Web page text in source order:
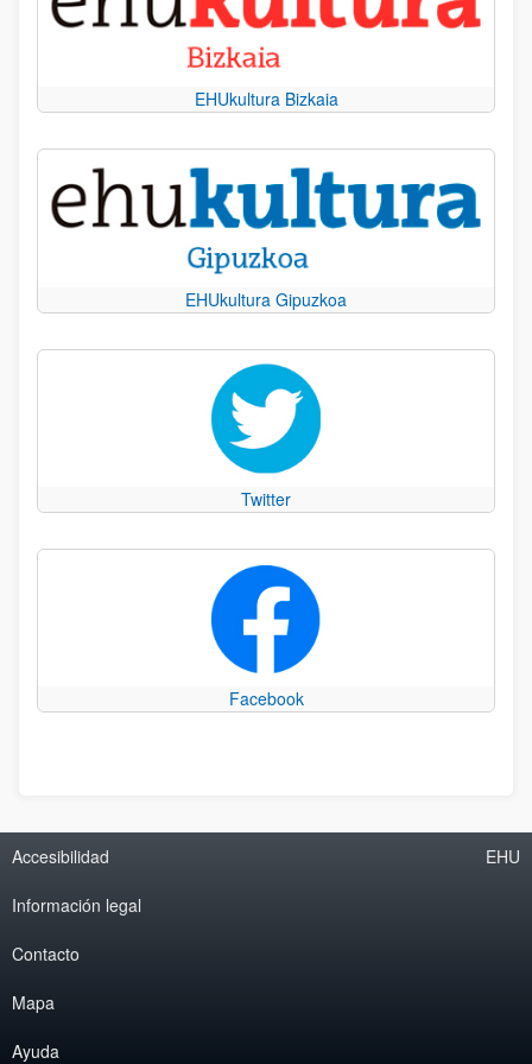
EHUkultura Bizkaia
EHUkultura Gipuzkoa
Twitter
Facebook
Accesibilidad
Información legal
Contacto
Mapa
Ayuda
EHU